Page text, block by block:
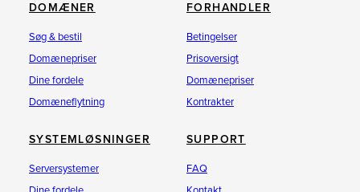
DOMÆNER
Søg & bestil
Domænepriser
Dine fordele
Domæneflytning
FORHANDLER
Betingelser
Prisoversigt
Domænepriser
Kontrakter
SYSTEMLØSNINGER
Serversystemer
SUPPORT
FAQ